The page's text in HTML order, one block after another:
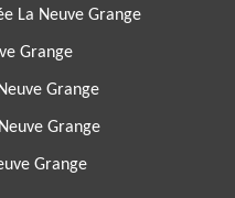
La Neuve Grange
Grange
Grange
Grange
Grange